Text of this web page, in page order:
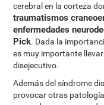
cerebral en la corteza
traumatismos
enfermedades
Pick. Dada la
es muy importante
disejecutivo.
Además del síndrome
provocar otras